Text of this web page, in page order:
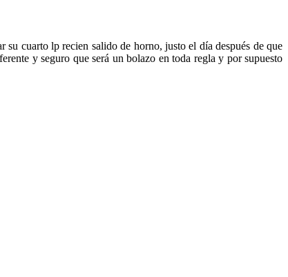
su cuarto lp recien salido de horno, justo el día después de que
y seguro que será un bolazo en toda regla y por supuesto